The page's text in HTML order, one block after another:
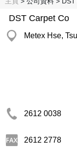
DST Carpet Co
Metex Hse,
2612 0038
2612 2778